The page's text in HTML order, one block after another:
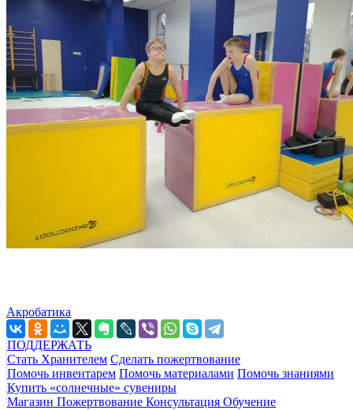
Акробатика
ПОДДЕРЖАТЬ
Стать Хранителем Сделать пожертвование
Помочь инвентарем Помочь материалами Помочь знаниями
Купить «солнечные» сувениры
Магазин Пожертвование Консультация Обучение